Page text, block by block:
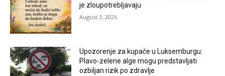
je zloupotrebljavaju
August 3, 2026
Upozorenje za kupače u Luksemburgu:
Plavo-zelene alge mogu predstavljati
ozbiljan rizik po zdravlje